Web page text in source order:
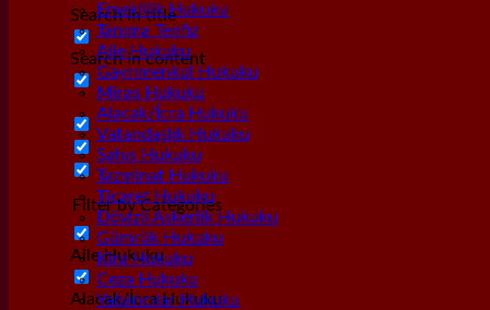
Search in title
Search in content
Filter by Categories
Aile Hukuku
Alacak/İcra Hukuku
Emeklilik Hukuku
Tanıma Tenfiz
Aile Hukuku
Gayrımenkul Hukuku
Miras Hukuku
Alacak/İcra Hukuku
Vatandaşlık Hukuku
Şahıs Hukuku
Tazminat Hukuku
Ticaret Hukuku
Dövizli Askerlik Hukuku
Gümrük Hukuku
Kira Hukuku
Ceza Hukuku
Yabancılar Hukuku